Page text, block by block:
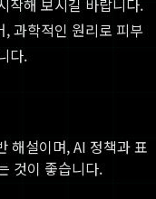
과학적인 원리로 피부
다.
해설이며, AI 정책과 표
것이 좋습니다.